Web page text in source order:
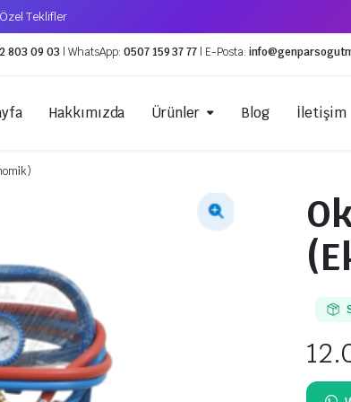
Teklifler
803 09 03 | WhatsApp: 0507 159 37 77 | E-Posta:
Hakkımızda Ürünler
Geri Toplama Cihazları
Blog İletişim